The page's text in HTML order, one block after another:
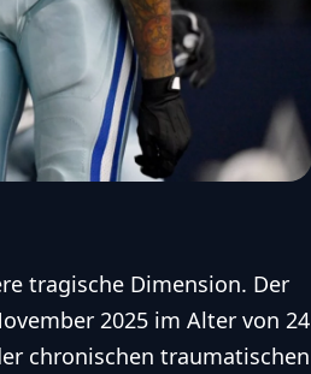
tragische Dimension. Der
2025 im Alter von 24
chronischen traumatischen